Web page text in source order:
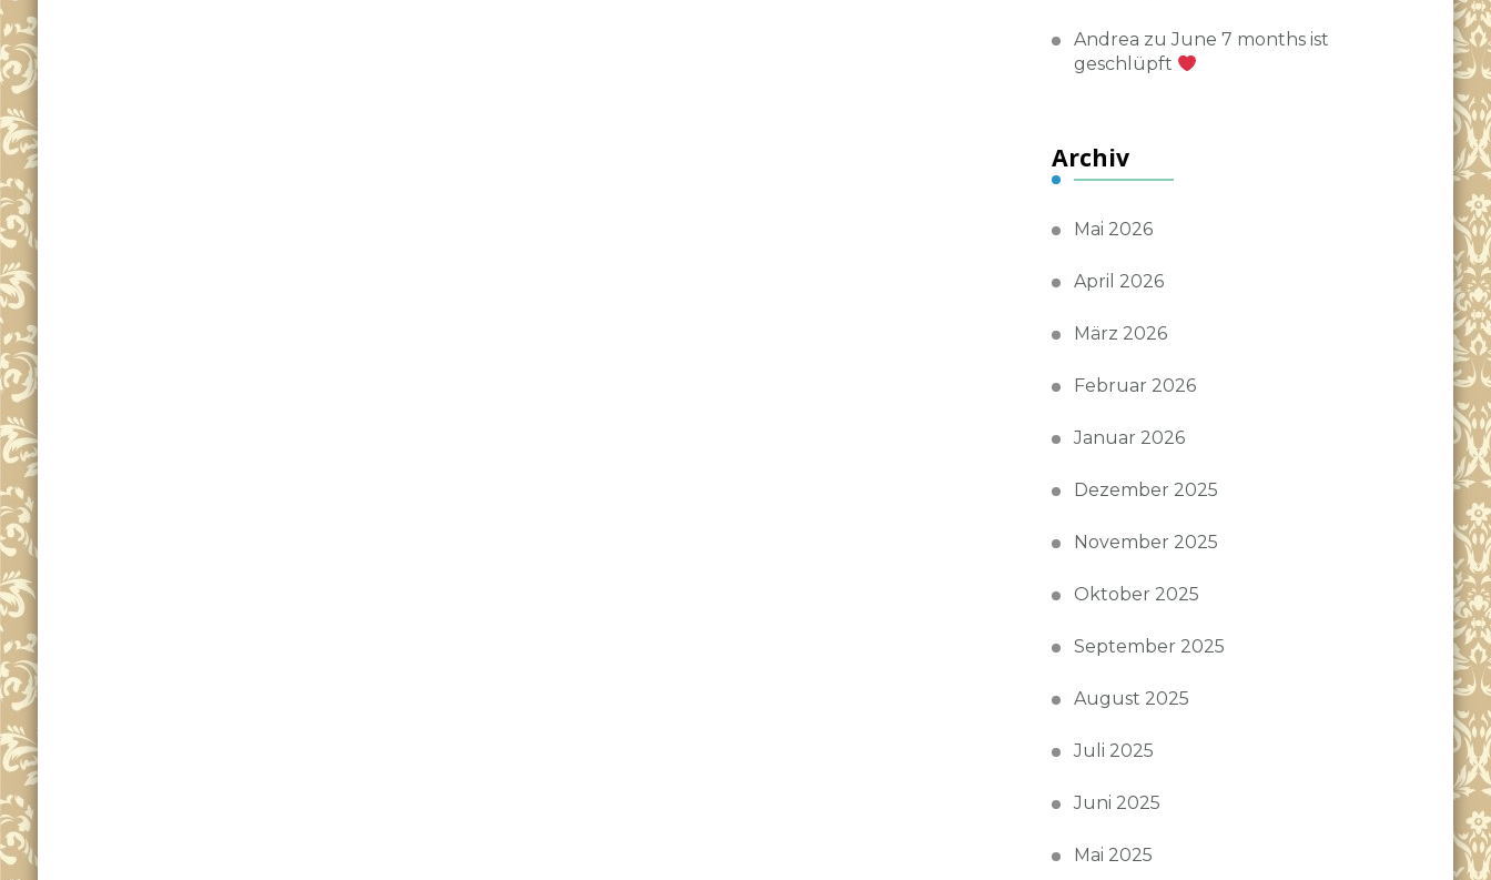
Andrea zuJune 7 months ist
geschlüpft
Archiv
Mai 2026
April 2026
März 2026
Februar 2026
Januar 2026
Dezember 2025
November 2025
Oktober 2025
September 2025
August 2025
Juli 2025
Juni 2025
Mai 2025